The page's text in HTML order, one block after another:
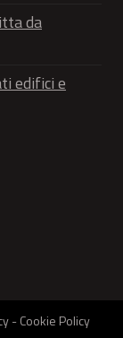
da
edifici e
-Cookie Policy